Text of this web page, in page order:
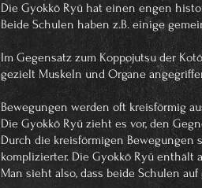
Die Gyokkō Ryū hat einen engen
Beide Schulen haben z.B. einige
Im Gegensatz zum Koppojutsu der
gezielt Muskeln und Organe
Bewegungen werden oft kreisförmig
Die Gyokkō Ryū zieht es vor, den
Durch die kreisförmigen Bewegungen
komplizierter. Die Gyokkō Ryū enthält
Man sieht also, dass beide Schulen